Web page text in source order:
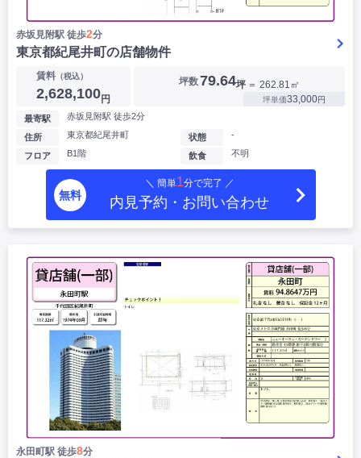
赤坂見附駅 徒歩2分
東京都紀尾井町の店舗物件
賃料 （税込）
2,628,100円
坪数79.64坪 ＝ 262.81㎡
坪単価33,000円
最寄駅 赤坂見附駅 徒歩2分
住所 東京都紀尾井町
フロア B1階
状態 -
飲食 不明
無料
＼ 簡単1分で完了 ／
内見予約・お問い合わせ
永田町駅 徒歩8分